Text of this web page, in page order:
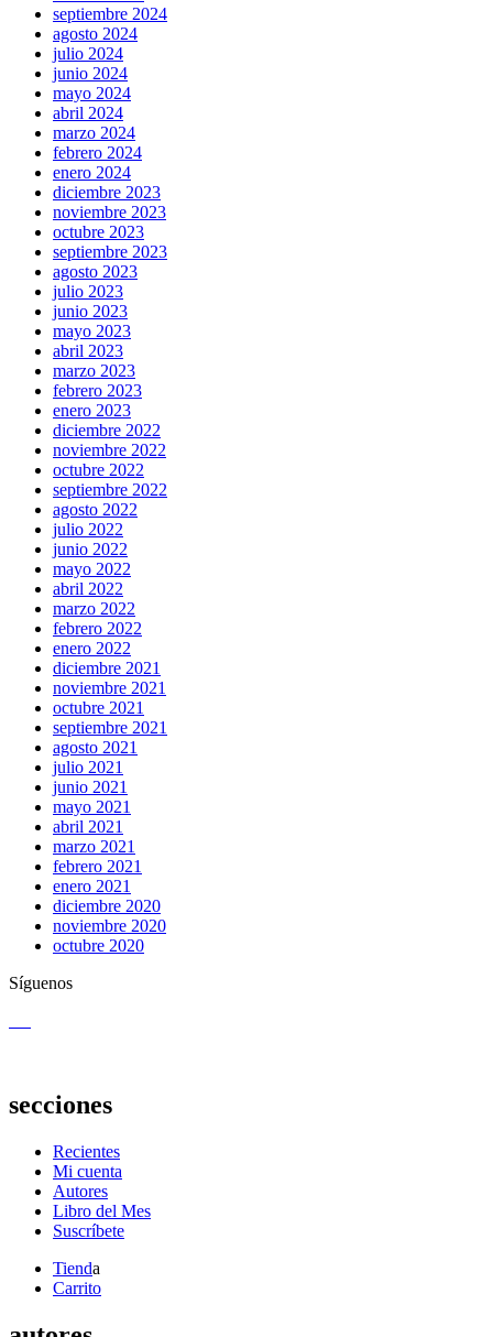
septiembre 2024
agosto 2024
julio 2024
junio 2024
mayo 2024
abril 2024
marzo 2024
febrero 2024
enero 2024
diciembre 2023
noviembre 2023
octubre 2023
septiembre 2023
agosto 2023
julio 2023
junio 2023
mayo 2023
abril 2023
marzo 2023
febrero 2023
enero 2023
diciembre 2022
noviembre 2022
octubre 2022
septiembre 2022
agosto 2022
julio 2022
junio 2022
mayo 2022
abril 2022
marzo 2022
febrero 2022
enero 2022
diciembre 2021
noviembre 2021
octubre 2021
septiembre 2021
agosto 2021
julio 2021
junio 2021
mayo 2021
abril 2021
marzo 2021
febrero 2021
enero 2021
diciembre 2020
noviembre 2020
octubre 2020
Síguenos
secciones
Recientes
Mi cuenta
Autores
Libro del Mes
Suscríbete
Tienda
Carrito